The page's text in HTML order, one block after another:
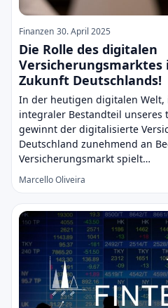
Finanzen 30. April 2025
Die Rolle des digitalen
Versicherungsmarktes
Zukunft Deutschlands!
In der heutigen digitalen Welt,
integraler Bestandteil unseres
gewinnt der digitalisierte
Deutschland zunehmend an
Versicherungsmarkt spielt…
Marcello Oliveira